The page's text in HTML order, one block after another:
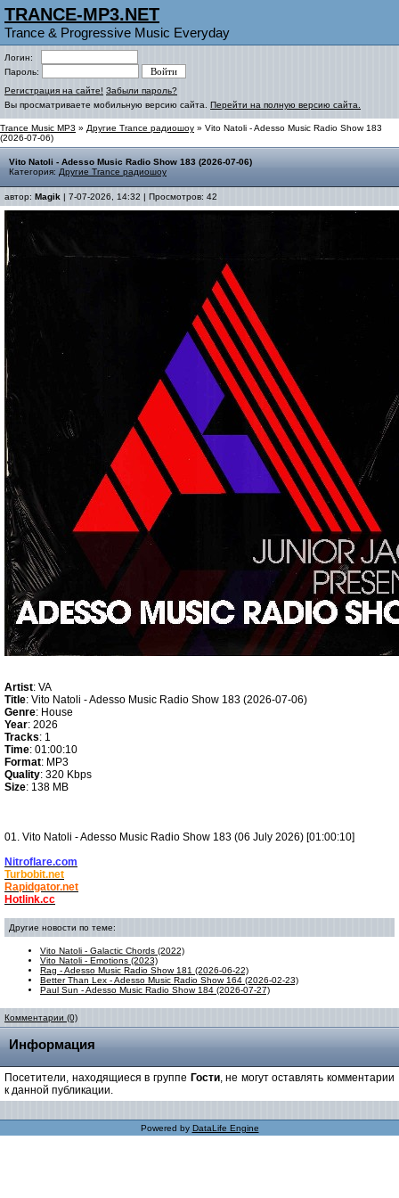
TRANCE-MP3.NET
Trance & Progressive Music Everyday
Логин:
Пароль:
Регистрация на сайте! Забыли пароль?
Вы просматриваете мобильную версию сайта. Перейти на полную версию сайта.
Trance Music MP3 » Другие Trance радиошоу » Vito Natoli - Adesso Music Radio Show 183
(2026-07-06)
Vito Natoli - Adesso Music Radio Show 183 (2026-07-06)
Категория: Другие Trance радиошоу
автор: Magik | 7-07-2026, 14:32 | Просмотров: 42
Artist: VA
Title: Vito Natoli - Adesso Music Radio Show 183 (2026-07-06)
Genre: House
Year: 2026
Tracks: 1
Time: 01:00:10
Format: MP3
Quality: 320 Kbps
Size: 138 MB
01. Vito Natoli - Adesso Music Radio Show 183 (06 July 2026) [01:00:10]
Nitroflare.com
Turbobit.net
Rapidgator.net
Hotlink.cc
Другие новости по теме:
Vito Natoli - Galactic Chords (2022)
Vito Natoli - Emotions (2023)
Rag - Adesso Music Radio Show 181 (2026-06-22)
Better Than Lex - Adesso Music Radio Show 164 (2026-02-23)
Paul Sun - Adesso Music Radio Show 184 (2026-07-27)
Комментарии (0)
Информация
Посетители, находящиеся в группе Гости, не могут оставлять комментарии
к данной публикации.
Powered by DataLife Engine